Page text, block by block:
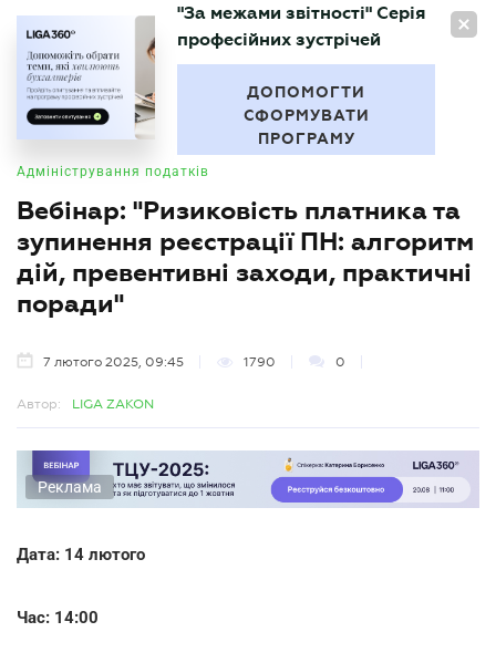
UA
БУХГАЛТЕР
"За межами звітності" Серія
професійних зустрічей
ДОПОМОГТИ
СФОРМУВАТИ
ПРОГРАМУ
Адміністрування податків
Вебінар: "Ризиковість платника та
зупинення реєстрації ПН: алгоритм
дій, превентивні заходи, практичні
поради"
7 лютого 2025, 09:45 1790 0
Автор: LIGA ZAKON
Реклама
Дата: 14 лютого
Час: 14:00